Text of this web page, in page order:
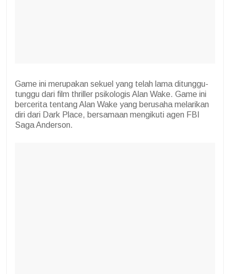
Game ini merupakan sekuel yang telah lama ditunggu-
tunggu dari film thriller psikologis Alan Wake. Game ini
bercerita tentang Alan Wake yang berusaha melarikan
diri dari Dark Place, bersamaan mengikuti agen FBI
Saga Anderson.